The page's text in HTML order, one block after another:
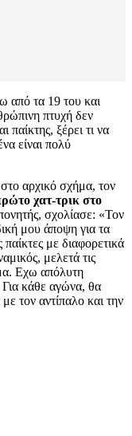
από τα 19 του και
πτυχή δεν
παίκτης, ξέρει τι να
είναι πολύ
αρχικό σχήμα, τον
χατ-τρικ στο
σχολίασε: «Τον
μου άποψη για τα
με διαφορετικά
μελετά τις
Εχω απόλυτη
Για κάθε αγώνα, θα
τον αντίπαλο και την